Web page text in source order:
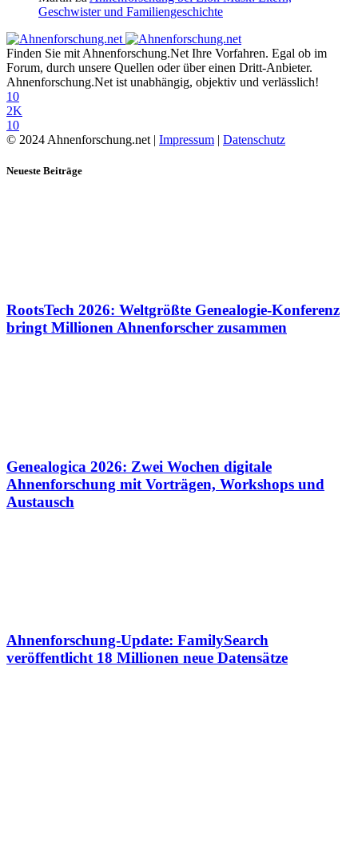
Geschwister und Familiengeschichte
Finden Sie mit Ahnenforschung.Net Ihre Vorfahren. Egal ob im
Forum, durch unsere Quellen oder über einen Dritt-Anbieter.
Ahnenforschung.Net ist unabhängig, objektiv und verlässlich!
10
2K
10
© 2024 Ahnenforschung.net | Impressum | Datenschutz
Neueste Beiträge
RootsTech 2026: Weltgrößte Genealogie-Konferenz
bringt Millionen Ahnenforscher zusammen
Genealogica 2026: Zwei Wochen digitale
Ahnenforschung mit Vorträgen, Workshops und
Austausch
Ahnenforschung-Update: FamilySearch
veröffentlicht 18 Millionen neue Datensätze